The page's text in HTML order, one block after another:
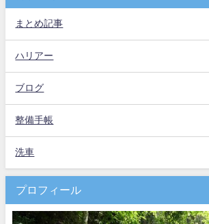
まとめ記事
ハリアー
ブログ
整備手帳
洗車
プロフィール